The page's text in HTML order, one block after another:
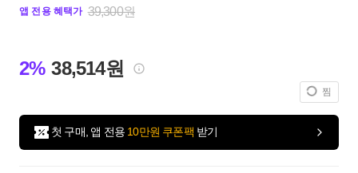
앱 전용 혜택가 39,300원
2% 38,514원
찜
첫 구매, 앱 전용 10만원 쿠폰팩 받기